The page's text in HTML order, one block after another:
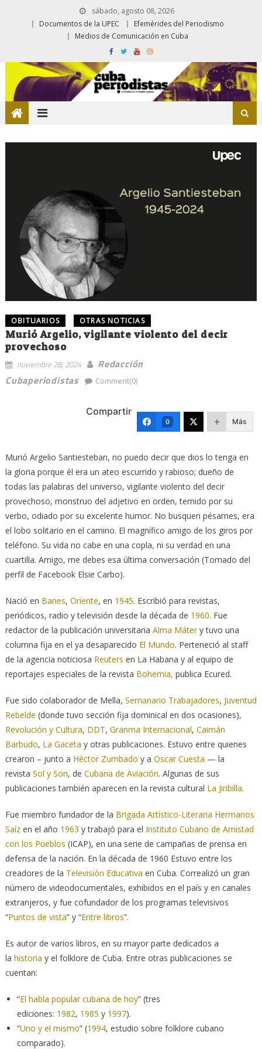
sábado, agosto 08, 2026
Documentos de la UPEC
Efemérides del Periodismo
Medios de Comunicación en Cuba
OBITUARIOS OTRAS NOTICIAS
Murió Argelio, vigilante violento del decir
provechoso
noviembre 28, 2024
Redacción
Cubaperiodistas
Comment(0)
Compartir
0 Más
Murió Argelio Santiesteban, no puedo decir que dios lo tenga en
la gloria porque él era un ateo escurrido y rabioso; dueño de
todas las palabras del universo, vigilante violento del decir
provechoso, monstruo del adjetivo en orden, temido por su
verbo, odiado por su excelente humor. No busquen pésames, era
el lobo solitario en el camino. El magnífico amigo de los giros por
teléfono. Su vida no cabe en una copla, ni su verdad en una
cuartilla. Amigo, me debes esa última conversación (Tomado del
perfil de Facebook Elsie Carbo).
Nació en Banes, Oriente, en 1945. Escribió para revistas,
periódicos, radio y televisión desde la década de 1960. Fue
redactor de la publicación universitaria Alma Mátery tuvo una
columna fija en el ya desaparecido El Mundo. Perteneció al staff
de la agencia noticiosa Reuters en La Habana y al equipo de
reportajes especiales de la revista Bohemia, publica Ecured.
Fue sido colaborador de Mella, Semanario Trabajadores, Juventud
Rebelde (donde tuvo sección fija dominical en dos ocasiones),
Revolución y Cultura, DDT, Granma Internacional, Caimán
Barbudo, La Gaceta y otras publicaciones. Estuvo entre quienes
crearon – junto a Héctor Zumbado y a Oscar Cuesta — la
revista Sol y Son, de Cubana de Aviación. Algunas de sus
publicaciones también aparecen en la revista cultural La Jiribilla.
Fue miembro fundador de la Brigada Artístico-Literaria Hermanos
Saízen el año 1963 y trabajó para el Instituto Cubano de Amistad
con los Pueblos (ICAP), en una serie de campañas de prensa en
defensa de la nación. En la década de 1960 Estuvo entre los
creadores de la Televisión Educativa en Cuba. Correalizó un gran
número de videodocumentales, exhibidos en el país y en canales
extranjeros, y fue cofundador de los programas televisivos
“Puntos de vista” y “Entre libros”.
Es autor de varios libros, en su mayor parte dedicados a
la historia y el folklore de Cuba. Entre otras publicaciones se
cuentan:
“El habla popular cubana de hoy” (tres
ediciones: 1982, 1985 y 1997).
“Uno y el mismo” (1994, estudio sobre folklore cubano
comparado).